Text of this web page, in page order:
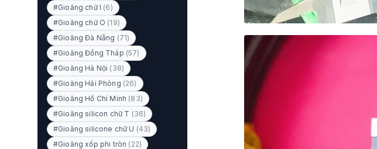
#Gioăng chữ I (6)
#Gioăng chữ O (19)
#Gioăng Đà Nẵng (71)
#Gioăng Đồng Tháp (57)
#Gioăng Hà Nội (38)
#Gioăng Hải Phòng (26)
#Gioăng Hồ Chí Minh (83)
#Gioăng silicon chữ T (36)
#Gioăng silicone chữ U (43)
#Gioăng xốp phi tròn (22)